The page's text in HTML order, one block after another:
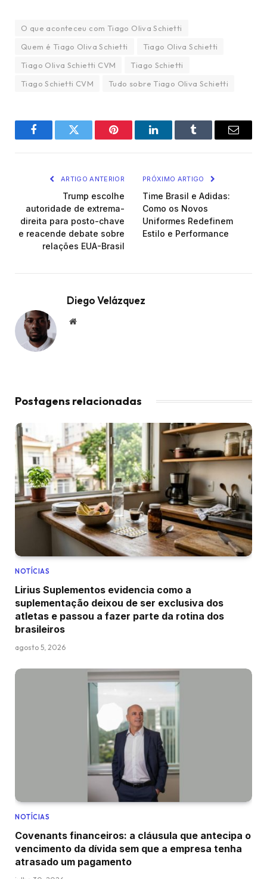
O que aconteceu com Tiago Oliva Schietti
Quem é Tiago Oliva Schietti
Tiago Oliva Schietti
Tiago Oliva Schietti CVM
Tiago Schietti
Tiago Schietti CVM
Tudo sobre Tiago Oliva Schietti
FacebookTwitter Pinterest LinkedInTumblr Email
ARTIGO ANTERIOR
Trump escolhe
autoridade de extrema-
direita para posto-chave
e reacende debate sobre
relações EUA-Brasil
PRÓXIMO ARTIGO
Time Brasil e Adidas:
Como os Novos
Uniformes Redefinem
Estilo e Performance
Diego Velázquez
Website
Postagens relacionadas
NOTÍCIAS
Lirius Suplementos evidencia como a
suplementação deixou de ser exclusiva dos
atletas e passou a fazer parte da rotina dos
brasileiros
agosto 5, 2026
NOTÍCIAS
Covenants financeiros: a cláusula que antecipa o
vencimento da dívida sem que a empresa tenha
atrasado um pagamento